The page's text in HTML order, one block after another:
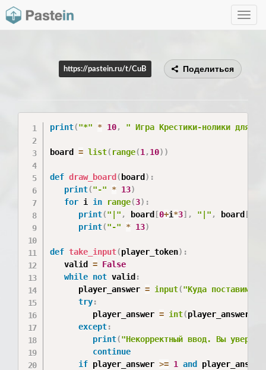
Toggle
https://pastein.ru/t/CuB Поделиться
print("*" * 10, " Игра Крестики-нолики для
board = list( range(1 ,10) )
def draw_board ( board ) :
print("-" * 13)
for i in range(3) :
print("|" , board [0+i*3] , "|" , board [
print("-" * 13)
def take_input(player_token) :
   valid
= False
while not valid :
      player_answer
= input("Куда поставим "
try:
         player_answer
= int(player_answer
except:
print("Некорректный ввод. Вы
continue
if player_answer >= 1 and